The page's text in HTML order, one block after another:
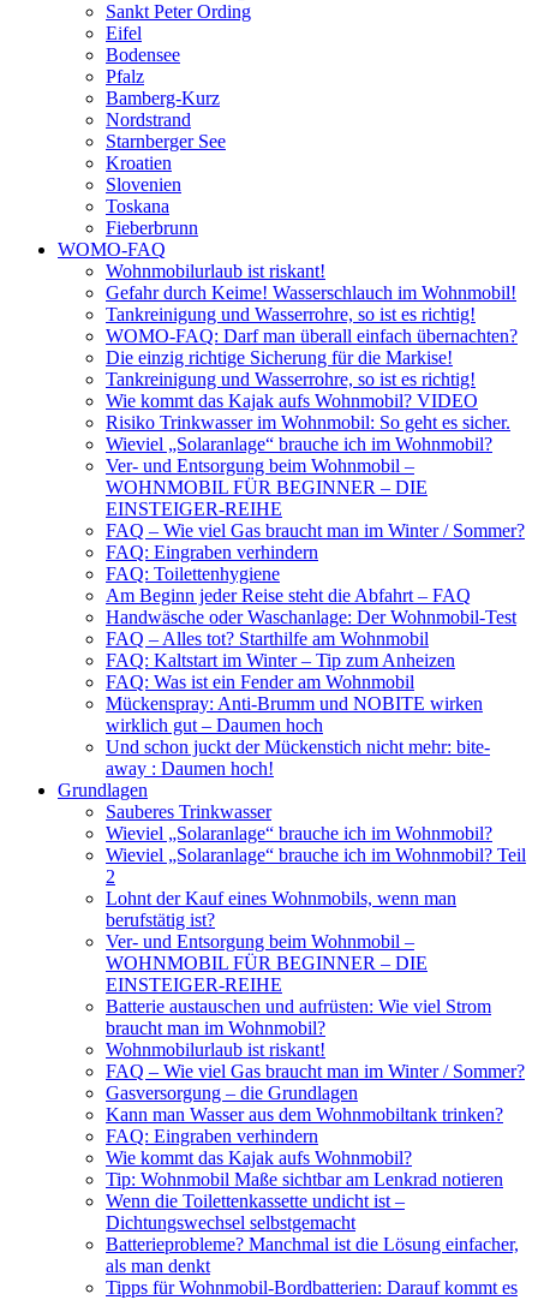
Sankt Peter Ording
Eifel
Bodensee
Pfalz
Bamberg-Kurz
Nordstrand
Starnberger See
Kroatien
Slovenien
Toskana
Fieberbrunn
WOMO-FAQ
Wohnmobilurlaub ist riskant!
Gefahr durch Keime! Wasserschlauch im Wohnmobil!
Tankreinigung und Wasserrohre, so ist es richtig!
WOMO-FAQ: Darf man überall einfach übernachten?
Die einzig richtige Sicherung für die Markise!
Tankreinigung und Wasserrohre, so ist es richtig!
Wie kommt das Kajak aufs Wohnmobil? VIDEO
Risiko Trinkwasser im Wohnmobil: So geht es sicher.
Wieviel „Solaranlage“ brauche ich im Wohnmobil?
Ver- und Entsorgung beim Wohnmobil –
WOHNMOBIL FÜR BEGINNER – DIE
EINSTEIGER-REIHE
FAQ – Wie viel Gas braucht man im Winter / Sommer?
FAQ: Eingraben verhindern
FAQ: Toilettenhygiene
Am Beginn jeder Reise steht die Abfahrt – FAQ
Handwäsche oder Waschanlage: Der Wohnmobil-Test
FAQ – Alles tot? Starthilfe am Wohnmobil
FAQ: Kaltstart im Winter – Tip zum Anheizen
FAQ: Was ist ein Fender am Wohnmobil
Mückenspray: Anti-Brumm und NOBITE wirken
wirklich gut – Daumen hoch
Und schon juckt der Mückenstich nicht mehr: bite-
away : Daumen hoch!
Grundlagen
Sauberes Trinkwasser
Wieviel „Solaranlage“ brauche ich im Wohnmobil?
Wieviel „Solaranlage“ brauche ich im Wohnmobil? Teil
2
Lohnt der Kauf eines Wohnmobils, wenn man
berufstätig ist?
Ver- und Entsorgung beim Wohnmobil –
WOHNMOBIL FÜR BEGINNER – DIE
EINSTEIGER-REIHE
Batterie austauschen und aufrüsten: Wie viel Strom
braucht man im Wohnmobil?
Wohnmobilurlaub ist riskant!
FAQ – Wie viel Gas braucht man im Winter / Sommer?
Gasversorgung – die Grundlagen
Kann man Wasser aus dem Wohnmobiltank trinken?
FAQ: Eingraben verhindern
Wie kommt das Kajak aufs Wohnmobil?
Tip: Wohnmobil Maße sichtbar am Lenkrad notieren
Wenn die Toilettenkassette undicht ist –
Dichtungswechsel selbstgemacht
Batterieprobleme? Manchmal ist die Lösung einfacher,
als man denkt
Tipps für Wohnmobil-Bordbatterien: Darauf kommt es